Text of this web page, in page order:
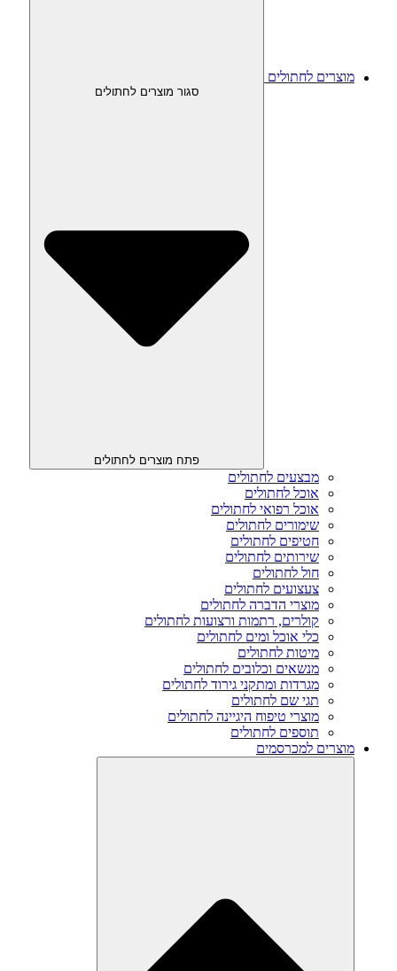
מוצרים לחתולים
סגור מוצרים לחתולים
פתח מוצרים לחתולים
מבצעים לחתולים
אוכל לחתולים
אוכל רפואי לחתולים
שימורים לחתולים
חטיפים לחתולים
שירותים לחתולים
חול לחתולים
צעצועים לחתולים
מוצרי הדברה לחתולים
קולרים, רתמות ורצועות לחתולים
כלי אוכל ומים לחתולים
מיטות לחתולים
מנשאים וכלובים לחתולים
מגרדות ומתקני גירוד לחתולים
תגי שם לחתולים
מוצרי טיפוח היגיינה לחתולים
תוספים לחתולים
מוצרים למכרסמים